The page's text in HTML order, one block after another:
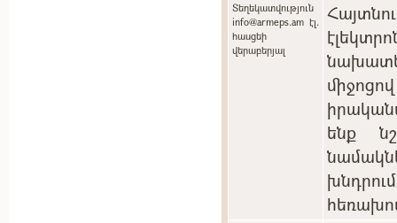
Տեղեկատվություն
info@armeps.am էլ.
հասցեի
վերաբերյալ
ենք